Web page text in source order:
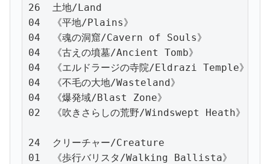
26  土地/Land
04  《平地/Plains》
04  《魂の洞窟/Cavern of Souls》
04  《古えの墳墓/Ancient Tomb》
04  《エルドラージの寺院/Eldrazi Temple》
04  《不毛の大地/Wasteland》
04  《爆発域/Blast Zone》
02  《吹きさらしの荒野/Windswept Heath》
24  クリーチャー/Creature
01  《歩行バリスタ/Walking Ballista》